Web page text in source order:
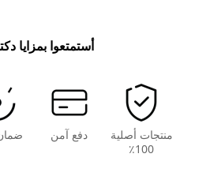
أستمتعوا بمزايا
منتجات أصلية
100٪
دفع آمن